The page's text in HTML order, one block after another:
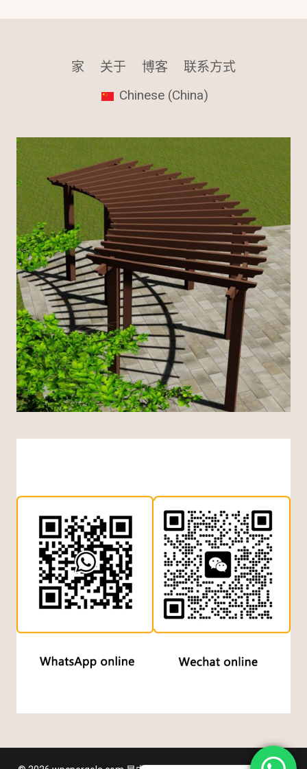
家 关于 博客
联系方式
Chinese (China)
French
German
Arabic
Chinese (Hong Kong)
Japanese
Turkish
Dutch